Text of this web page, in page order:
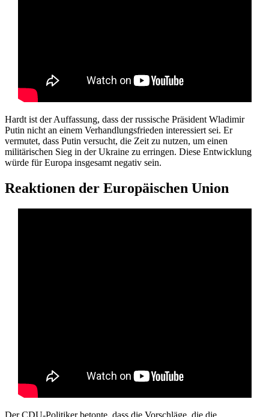
Hardt ist der Auffassung, dass der russische Präsident Wladimir
Putin nicht an einem Verhandlungsfrieden interessiert sei. Er
vermutet, dass Putin versucht, die Zeit zu nutzen, um einen
militärischen Sieg in der Ukraine zu erringen. Diese Entwicklung
würde für Europa insgesamt negativ sein.
Reaktionen der Europäischen Union